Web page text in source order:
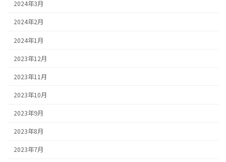
2024年3月
2024年2月
2024年1月
2023年12月
2023年11月
2023年10月
2023年9月
2023年8月
2023年7月